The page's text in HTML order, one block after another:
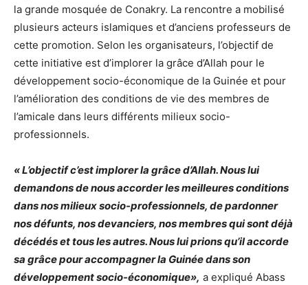
la grande mosquée de Conakry. La rencontre a mobilisé
plusieurs acteurs islamiques et d’anciens professeurs de
cette promotion. Selon les organisateurs, l’objectif de
cette initiative est d’implorer la grâce d’Allah pour le
développement socio-économique de la Guinée et pour
l’amélioration des conditions de vie des membres de
l’amicale dans leurs différents milieux socio-
professionnels.
« L’objectif c’est implorer la grâce d’Allah. Nous lui
demandons de nous accorder les meilleures conditions
dans nos milieux socio-professionnels, de pardonner
nos défunts, nos devanciers, nos membres qui sont déjà
décédés et tous les autres. Nous lui prions qu’il accorde
sa grâce pour accompagner la Guinée dans son
développement socio-économique», a expliqué Abass